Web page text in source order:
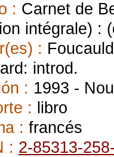
: Carnet de
intégrale) :
:
introd.
: 1993 -
: libro
: francés
: 2-85313-